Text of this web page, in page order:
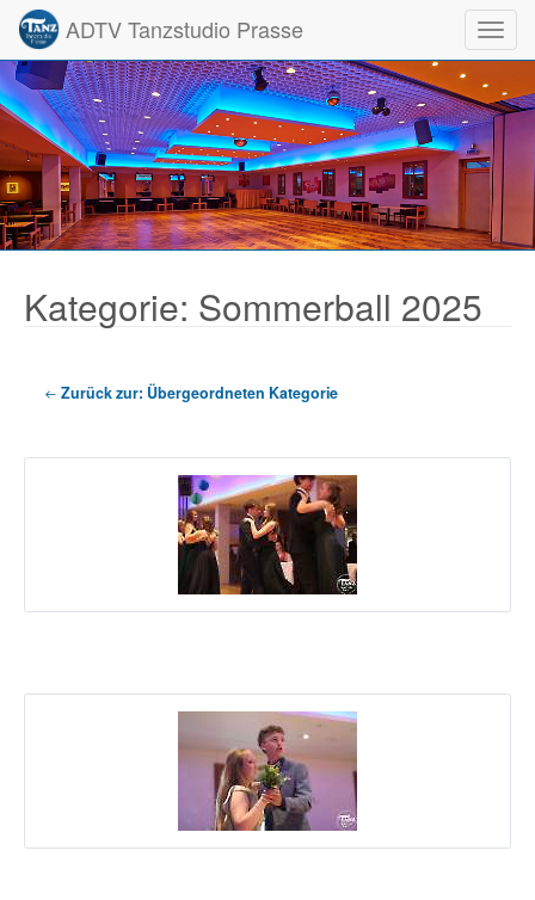
ADTV Tanzstudio Prasse
Kategorie: Sommerball 2025
Zurück zur: Übergeordneten Kategorie